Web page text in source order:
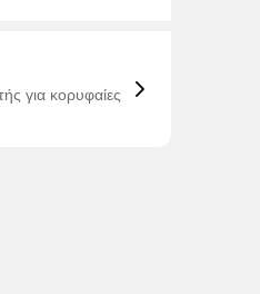
για κορυφαίες